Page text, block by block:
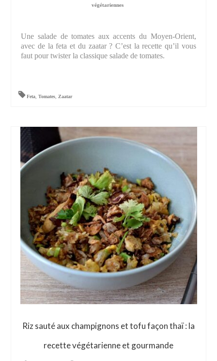
végétariennes
Une salade de tomates aux accents du Moyen-Orient,
avec de la feta et du zaatar ? C’est la recette qu’il vous
faut pour twister la classique salade de tomates.
Feta,Tomates,Zaatar
Riz sauté aux champignons et tofu façon thaï : la
recette végétarienne et gourmande